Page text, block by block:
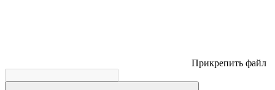
Прикрепить файл